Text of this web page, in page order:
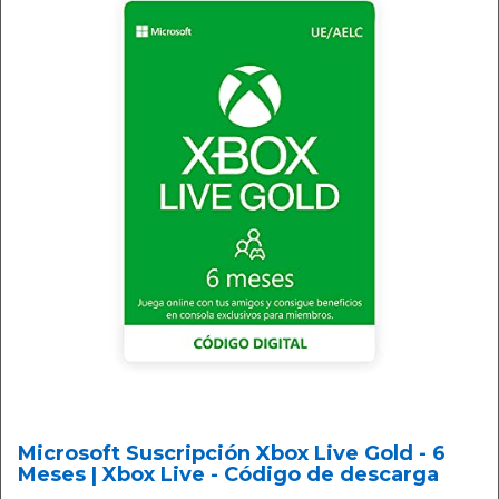
Microsoft Suscripción Xbox Live Gold - 6
Meses | Xbox Live - Código de descarga